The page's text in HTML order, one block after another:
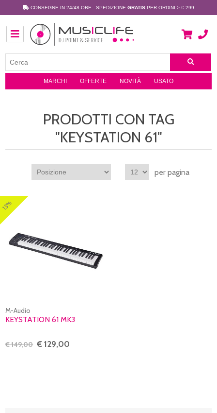
CONSEGNE IN 24/48 ORE - SPEDIZIONE GRATIS PER ORDINI > € 299
MARCHI OFFERTE NOVITÀ USATO
PRODOTTI CON TAG
"KEYSTATION 61"
per pagina
13%
M-Audio
KEYSTATION 61 MK3
€ 149,00 € 129,00